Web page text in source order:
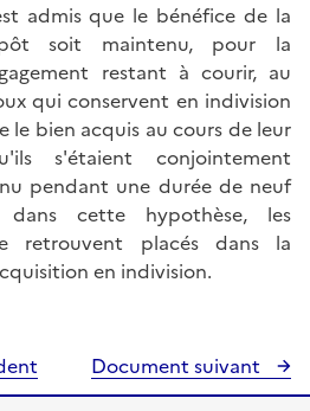
admis que le bénéfice de la
soit maintenu, pour la
restant à courir, au
qui conservent en indivision
le bien acquis au cours de leur
s'étaient conjointement
pendant une durée de neuf
cette hypothèse, les
retrouvent placés dans la
en indivision.
Document suivant